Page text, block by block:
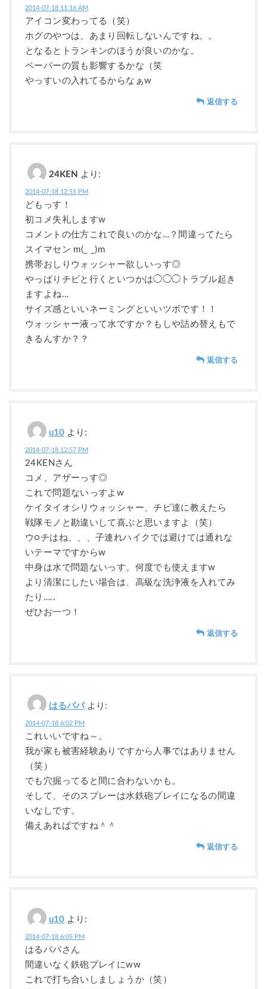
2014-07-18 11:16 AM
アイコン変わってる（笑）
ホグのやつは、あまり回転しないんですね。。
となるとトランキンのほうが良いのかな。
ペーパーの質も影響するかな（笑
やっすいの入れてるからなぁw
返信する
24KEN より:
2014-07-18 12:51 PM
どもっす！
初コメ失礼しますw
コメントの仕方これで良いのかな…？間違ってたら
スイマセン m(_ _)m
携帯おしりウォッシャー欲しいっす◎
やっぱりチビと行くといつかは◯◯◯トラブル起き
ますよね…
サイズ感といいネーミングといいツボです！！
ウォッシャー液って水ですか？もしや詰め替えもで
きるんすか？？
返信する
u10 より:
2014-07-18 12:57 PM
24KENさん
コメ、アザーっす◎
これで問題ないっすよw
ケイタイオシリウォッシャー、チビ達に教えたら
戦隊モノと勘違いして喜ぶと思いますよ（笑）
ウ○チはね、、、子連れハイクでは避けては通れな
いテーマですからw
中身は水で問題ないっす。何度でも使えますw
より清潔にしたい場合は、高級な洗浄液を入れてみ
たり…..
ぜひお一つ！
返信する
はるパパ より:
2014-07-18 6:02 PM
これいいですね～。
我が家も被害経験ありですから人事ではありません
（笑）
でも穴掘ってると間に合わないかも。
そして、そのスプレーは水鉄砲プレイになるの間違
いなしです。
備えあればですね＾＾
返信する
u10 より:
2014-07-18 6:05 PM
はるパパさん
間違いなく鉄砲プレイにww
これで打ち合いしましょうか（笑）